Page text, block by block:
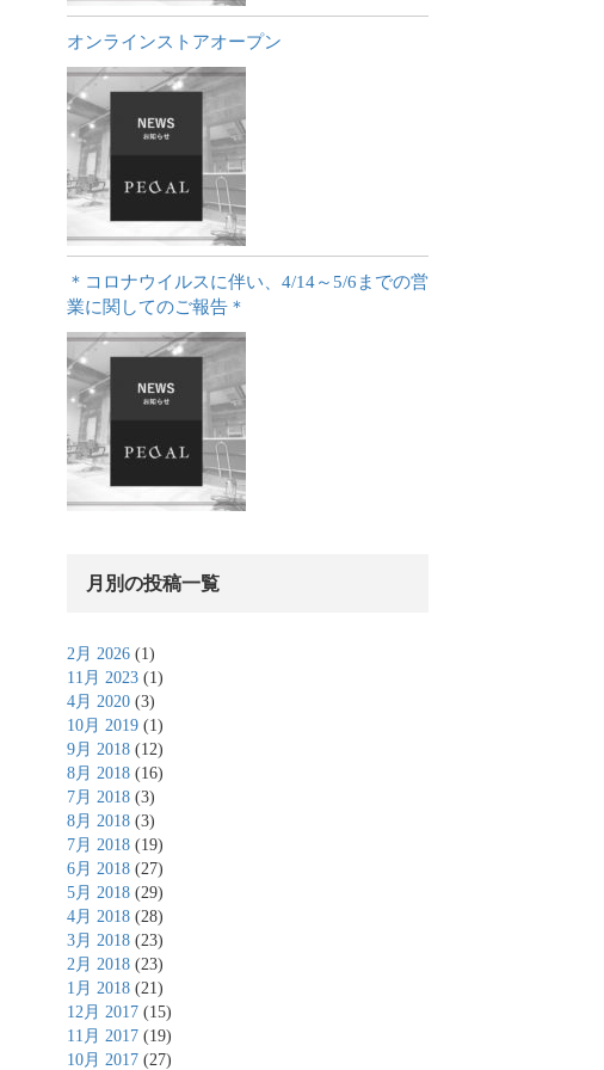
オンラインストアオープン
＊コロナウイルスに伴い、4/14～5/6までの営
業に関してのご報告＊
月別の投稿一覧
2月 2026 (1)
11月 2023 (1)
4月 2020 (3)
10月 2019 (1)
9月 2018 (12)
8月 2018 (16)
7月 2018 (3)
8月 2018 (3)
7月 2018 (19)
6月 2018 (27)
5月 2018 (29)
4月 2018 (28)
3月 2018 (23)
2月 2018 (23)
1月 2018 (21)
12月 2017 (15)
11月 2017 (19)
10月 2017 (27)